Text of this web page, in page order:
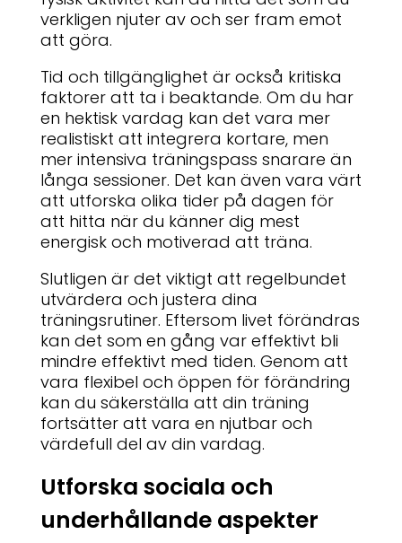
verkligen njuter av och ser fram emot
att göra.
Tid och tillgänglighet är också kritiska
faktorer att ta i beaktande. Om du har
en hektisk vardag kan det vara mer
realistiskt att integrera kortare, men
mer intensiva träningspass snarare än
långa sessioner. Det kan även vara värt
att utforska olika tider på dagen för
att hitta när du känner dig mest
energisk och motiverad att träna.
Slutligen är det viktigt att regelbundet
utvärdera och justera dina
träningsrutiner. Eftersom livet förändras
kan det som en gång var effektivt bli
mindre effektivt med tiden. Genom att
vara flexibel och öppen för förändring
kan du säkerställa att din träning
fortsätter att vara en njutbar och
värdefull del av din vardag.
Utforska sociala och
underhållande aspekter